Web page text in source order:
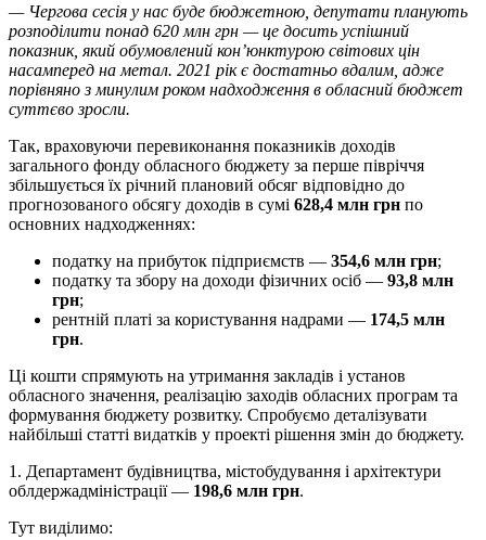
— Чергова сесія у нас буде бюджетною, депутати планують
розподілити понад 620 млн грн — це досить успішний
показник, який обумовлений кон’юнктурою світових цін
насамперед на метал. 2021 рік є достатньо вдалим, адже
порівняно з минулим роком надходження в обласний бюджет
суттєво зросли.
Так, враховуючи перевиконання показників доходів
загального фонду обласного бюджету за перше півріччя
збільшується їх річний плановий обсяг відповідно до
прогнозованого обсягу доходів в сумі 628,4 млн грн по
основних надходженнях:
податку на прибуток підприємств — 354,6 млн грн;
податку та збору на доходи фізичних осіб — 93,8 млн
грн;
рентній платі за користування надрами — 174,5 млн
грн.
Ці кошти спрямують на утримання закладів і установ
обласного значення, реалізацію заходів обласних програм та
формування бюджету розвитку. Спробуємо деталізувати
найбільші статті видатків у проекті рішення змін до бюджету.
1. Департамент будівництва, містобудування і архітектури
облдержадміністрації — 198,6 млн грн.
Тут виділимо: